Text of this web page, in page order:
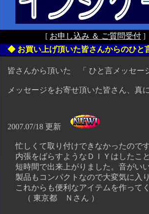
[ お申し込み ＆ ご質問受付
◆ お買い上げ頂いた皆さんからのひと
皆さんから頂いた 「 ひと言メッセー
メッセージをお寄せ頂いた皆さん、真
2007.07/18 更新
忙しくて取り付けできなかったのです
内張をばらすようなＤＩＹはしたこと
短時間で出来上がりました。音がいい
製品もコンパクトなので大変気に入
これからも便利なアイテムを作って
（ 東京都 Ｎさん ）